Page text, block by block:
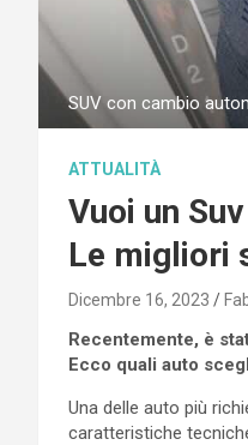
SUV con cambio
ATTUALITÀ
Vuoi un
Le migliori
Dicembre 16, 2023
Recentemente, è
Ecco quali auto
Una delle auto più
caratteristiche